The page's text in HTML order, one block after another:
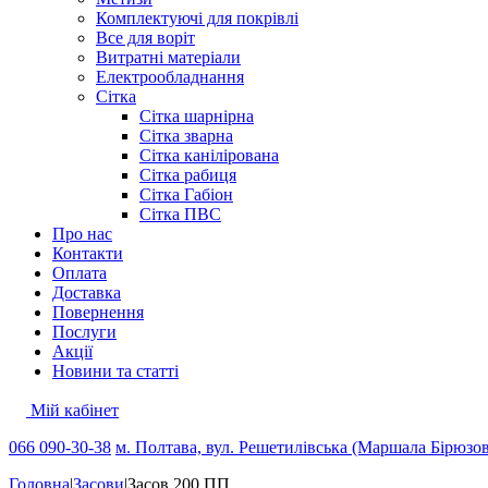
Комплектуючі для покрівлі
Все для воріт
Витратні матеріали
Електрообладнання
Сітка
Сітка шарнірна
Сітка зварна
Сітка канілірована
Сітка рабиця
Сітка Габіон
Сітка ПВС
Про нас
Контакти
Оплата
Доставка
Повернення
Послуги
Акції
Новини та статті
Мій кабінет
066 090-30-38 м. Полтава, вул. Решетилівська (Маршала
Головна|Засови|Засов 200 ПП